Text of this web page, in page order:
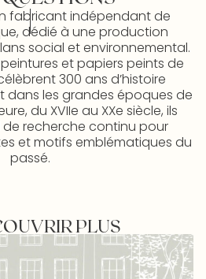
fabricant indépendant de
dédié à une production
social et environnemental.
et papiers peints de
300 ans d’histoire
dans les grandes époques de
du XVIIe au XXe siècle, ils
recherche continu pour
et motifs emblématiques du
passé.
PLUS